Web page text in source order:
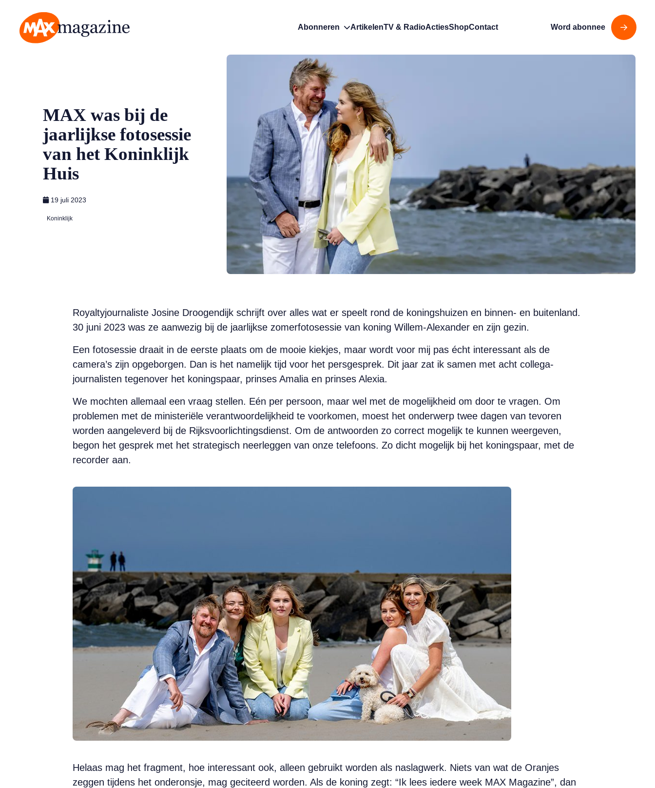
Abonneren ArtikelenTV & RadioActiesShopContact Word abonnee
MAX was bij de
jaarlijkse fotosessie
van het Koninklijk
Huis
19 juli 2023
Koninklijk
Royaltyjournaliste Josine Droogendijk schrijft over alles wat er speelt rond de koningshuizen en binnen- en buitenland.
30 juni 2023 was ze aanwezig bij de jaarlijkse zomerfotosessie van koning Willem-Alexander en zijn gezin.
Een fotosessie draait in de eerste plaats om de mooie kiekjes, maar wordt voor mij pas écht interessant als de
camera’s zijn opgeborgen. Dan is het namelijk tijd voor het persgesprek. Dit jaar zat ik samen met acht collega-
journalisten tegenover het koningspaar, prinses Amalia en prinses Alexia.
We mochten allemaal een vraag stellen. Eén per persoon, maar wel met de mogelijkheid om door te vragen. Om
problemen met de ministeriële verantwoordelijkheid te voorkomen, moest het onderwerp twee dagen van tevoren
worden aangeleverd bij de Rijksvoorlichtingsdienst. Om de antwoorden zo correct mogelijk te kunnen weergeven,
begon het gesprek met het strategisch neerleggen van onze telefoons. Zo dicht mogelijk bij het koningspaar, met de
recorder aan.
Helaas mag het fragment, hoe interessant ook, alleen gebruikt worden als naslagwerk. Niets van wat de Oranjes
zeggen tijdens het onderonsje, mag geciteerd worden. Als de koning zegt: “Ik lees iedere week MAX Magazine”, dan